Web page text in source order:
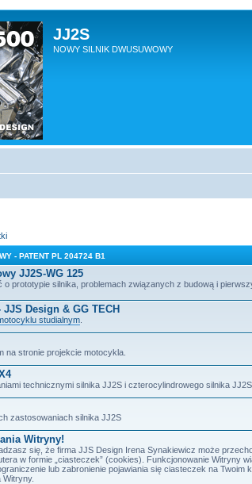
JJ2S
NOWY SILNIK DWUSUWOWY
- PATENT PL 204724 B1
JJ2S-WG 125
prototypie silnika, problemach związanych z budową i
Design & GG TECH
studialnym
na stronie projekcie motocykla.
technicznymi silnika JJ2S i czterocylindrowego silnika
zastosowaniach silnika JJ2S
Witryny!
się, że firma JJS Design Irena Synakiewicz może
w formie „ciasteczek” (cookies). Funkcjonowanie Witryny
lub zabronienie pojawiania się ciasteczek na Twoim